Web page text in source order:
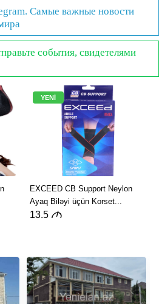
Самые важные новости
события, свидетелями